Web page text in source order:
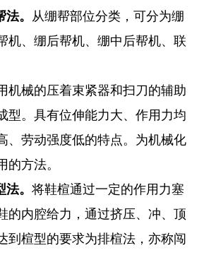
。 从绷帮部位分类，可分为绷
机、绷后帮机、绷中后帮机、联
械的压着束紧器和扫刀的辅助
型。具有位伸能力大、作用力均
、劳动强度低的特点。为机械化
的方法。
。 将鞋楦通过一定的作用力塞
的内腔给力，通过挤压、冲、顶
到楦型的要求为排楦法，亦称闯